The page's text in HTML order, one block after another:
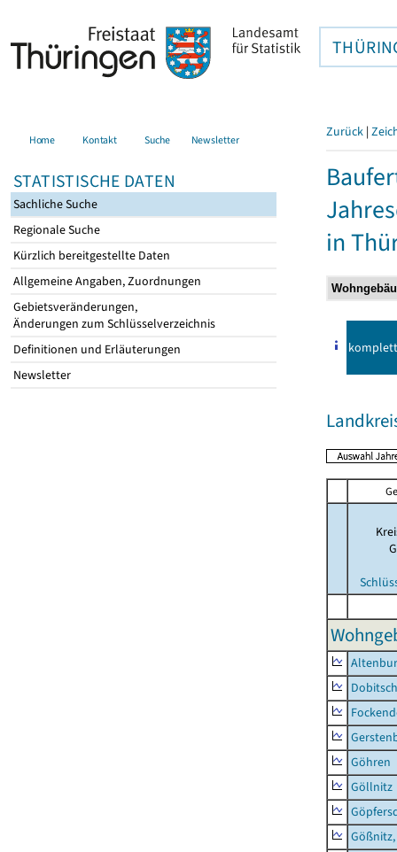
Home Kontakt Suche Newsletter
STATISTISCHE DATEN
Sachliche Suche
Regionale Suche
Kürzlich bereitgestellte Daten
Allgemeine Angaben, Zuordnungen
Gebietsveränderungen,
Änderungen zum Schlüsselverzeichnis
Definitionen und Erläuterungen
Newsletter
Zurück |
in
komplett
Göhren
Göllnitz